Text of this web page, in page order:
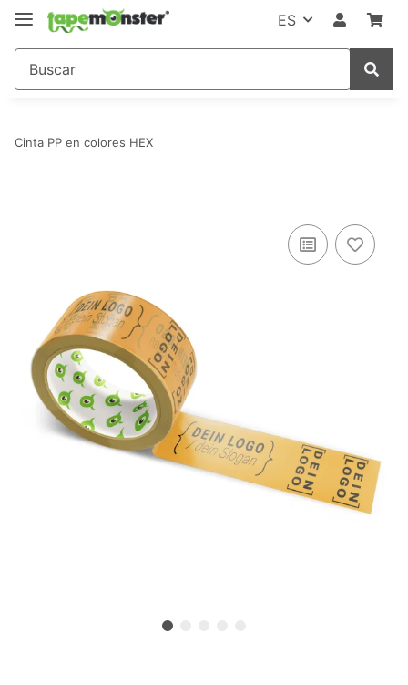
ES
Cinta PP en colores HEX